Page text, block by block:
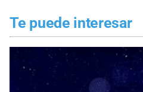
Te puede interesar